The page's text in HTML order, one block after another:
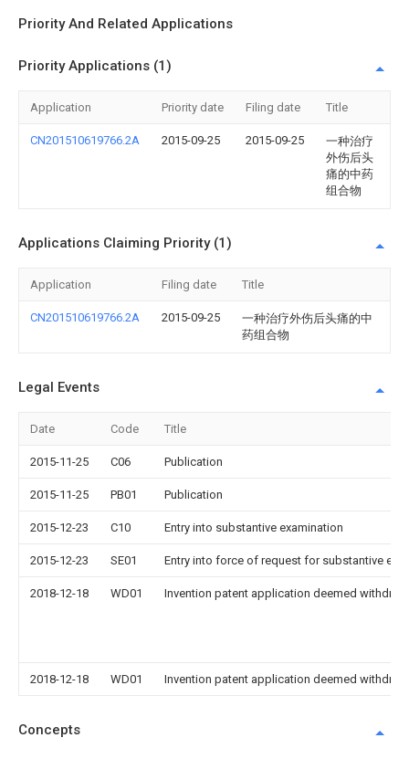
Priority And Related Applications
Priority Applications (1)
Application Priority date Filing date Title
CN201510619766.2A 2015-09-25 2015-09-25
一种治疗
外伤后头
痛的中药
组合物
Applications Claiming Priority (1)
Application Filing date Title
CN201510619766.2A 2015-09-25
一种治疗外伤后头痛的中
药组合物
Legal Events
Date Code Title
2015-11-25 C06 Publication
2015-11-25 PB01 Publication
2015-12-23 C10 Entry into substantive examination
2015-12-23 SE01 Entry into force of request for substantive
2018-12-18 WD01 Invention patent application deemed
2018-12-18 WD01 Invention patent application deemed
Concepts